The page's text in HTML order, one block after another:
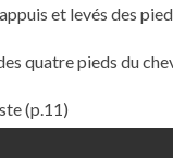
et levés des
quatre pieds du
(p.11)